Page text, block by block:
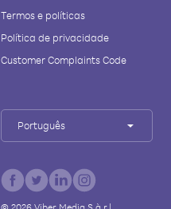
Termos e políticas
Política de privacidade
Customer Complaints Code
Português